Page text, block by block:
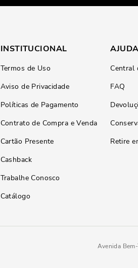
INSTITUCIONAL
Termos de Uso
Aviso de Privacidade
Políticas de Pagamento
Contrato de Compra e Venda
Cartão Presente
Cashback
Trabalhe Conosco
Catálogo
AJUDA
Central
FAQ
Retire
Avenida